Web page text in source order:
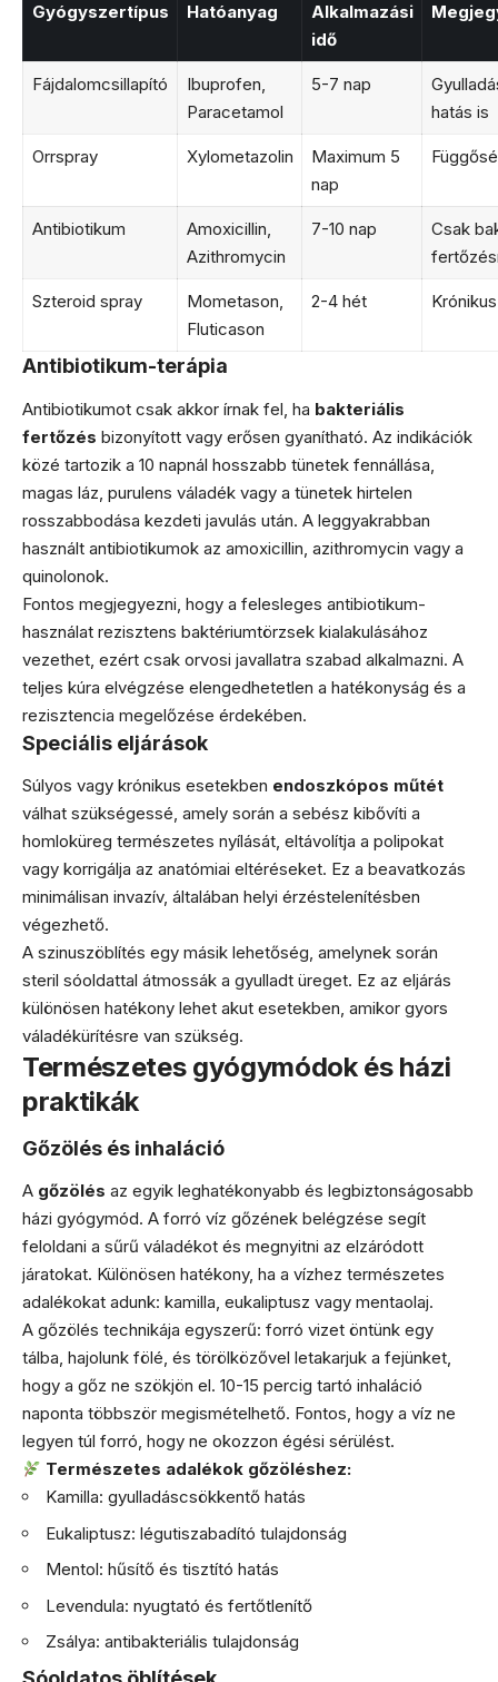
Gyógyszertípus
Hatóanyag
Alkalmazási
idő
Fájdalomcsillapító
Ibuprofen,
Paracetamol
5-7 nap
hatás is
Orrspray Xylometazolin
Maximum 5
nap
Antibiotikum
Amoxicillin,
Azithromycin
7-10 nap
Csak
Szteroid spray
Mometason,
Fluticason
2-4 hét
Antibiotikum-terápia
Antibiotikumot csak akkor írnak fel, ha bakteriális
fertőzés bizonyított vagy erősen gyanítható. Az indikációk
közé tartozik a 10 napnál hosszabb tünetek fennállása,
magas láz, purulens váladék vagy a tünetek hirtelen
rosszabbodása kezdeti javulás után. A leggyakrabban
használt antibiotikumok az amoxicillin, azithromycin vagy a
quinolonok.
Fontos megjegyezni, hogy a felesleges antibiotikum-
használat rezisztens baktériumtörzsek kialakulásához
vezethet, ezért csak orvosi javallatra szabad alkalmazni. A
teljes kúra elvégzése elengedhetetlen a hatékonyság és a
rezisztencia megelőzése érdekében.
Speciális eljárások
Súlyos vagy krónikus esetekben endoszkópos műtét
válhat szükségessé, amely során a sebész kibővíti a
homloküreg természetes nyílását, eltávolítja a polipokat
vagy korrigálja az anatómiai eltéréseket. Ez a beavatkozás
minimálisan invazív, általában helyi érzéstelenítésben
végezhető.
A szinuszöblítés egy másik lehetőség, amelynek során
steril sóoldattal átmossák a gyulladt üreget. Ez az eljárás
különösen hatékony lehet akut esetekben, amikor gyors
váladékürítésre van szükség.
Természetes gyógymódok és házi
praktikák
Gőzölés és inhaláció
A gőzölés az egyik leghatékonyabb és legbiztonságosabb
házi gyógymód. A forró víz gőzének belégzése segít
feloldani a sűrű váladékot és megnyitni az elzáródott
járatokat. Különösen hatékony, ha a vízhez természetes
adalékokat adunk: kamilla, eukaliptusz vagy mentaolaj.
A gőzölés technikája egyszerű: forró vizet öntünk egy
tálba, hajolunk fölé, és törölközővel letakarjuk a fejünket,
hogy a gőz ne szökjön el. 10-15 percig tartó inhaláció
naponta többször megismételhető. Fontos, hogy a víz ne
legyen túl forró, hogy ne okozzon égési sérülést.
Természetes adalékok gőzöléshez:
Kamilla: gyulladáscsökkentő hatás
Eukaliptusz: légutiszabadító tulajdonság
Mentol: hűsítő és tisztító hatás
Levendula: nyugtató és fertőtlenítő
Zsálya: antibakteriális tulajdonság